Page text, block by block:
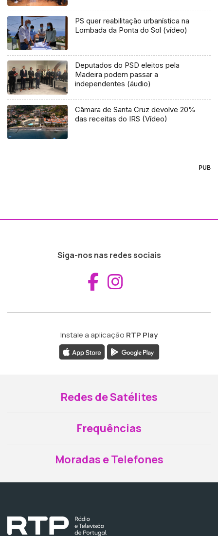
PS quer reabilitação urbanística na
Lombada da Ponta do Sol (vídeo)
Deputados do PSD eleitos pela
Madeira podem passar a
independentes (áudio)
Câmara de Santa Cruz devolve 20%
das receitas do IRS (Vídeo)
PUB
Siga-nos nas redes sociais
Aceder ao
Instale a aplicação RTP Play
Redes de Satélites
Frequências
Moradas e Telefones